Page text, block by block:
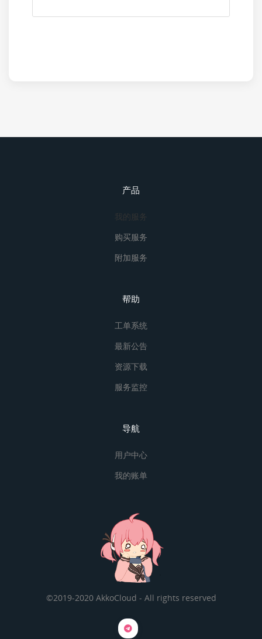
产品
我的服务
购买服务
附加服务
帮助
工单系统
最新公告
资源下载
服务监控
导航
用户中心
我的账单
©2019-2020 AkkoCloud - All rights reserved